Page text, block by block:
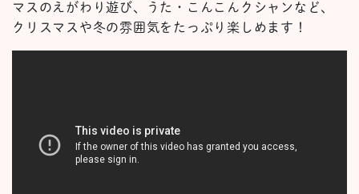
マスのえがわり遊び、うた・こんこんクシャンなど、
クリスマスや冬の雰囲気をたっぷり楽しめます！